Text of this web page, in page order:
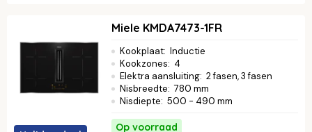
Miele KMDA7473-1FR
Kookplaat: Inductie
Kookzones: 4
Elektra aansluiting: 2 fasen, 3 fasen
Nisbreedte: 780 mm
Nisdiepte: 500 - 490 mm
Op voorraad